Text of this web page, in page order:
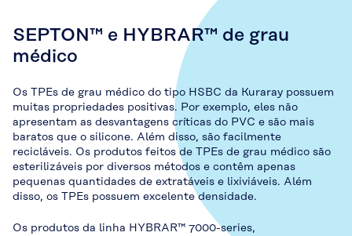
SEPTON™ e HYBRAR™ de grau
médico
Os TPEs de grau médico do tipo HSBC da Kuraray possuem
muitas propriedades positivas. Por exemplo, eles não
apresentam as desvantagens críticas do PVC e são mais
baratos que o silicone. Além disso, são facilmente
recicláveis. Os produtos feitos de TPEs de grau médico são
esterilizáveis por diversos métodos e contêm apenas
pequenas quantidades de extratáveis e lixiviáveis. Além
disso, os TPEs possuem excelente densidade.
Os produtos da linha HYBRAR™ 7000-series,